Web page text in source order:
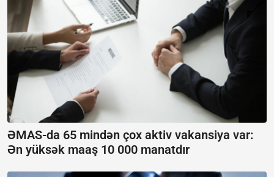
ƏMAS-da 65 mindən çox aktiv vakansiya var:
Ən yüksək maaş 10 000 manatdır